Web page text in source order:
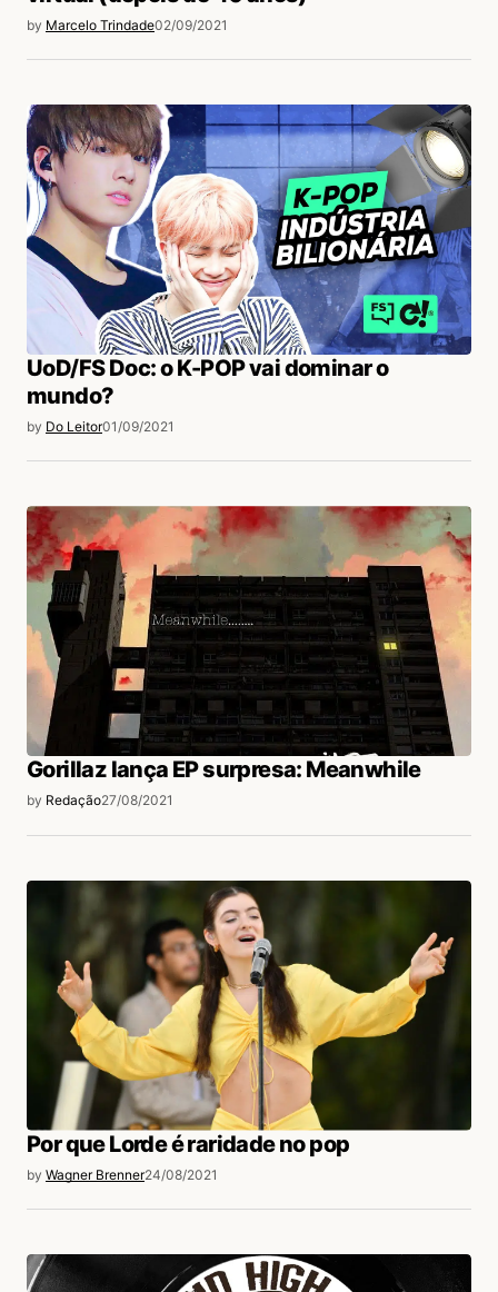
by Marcelo Trindade02/09/2021
UoD/FS Doc: o K-POP vai dominar o
mundo?
by Do Leitor01/09/2021
Gorillaz lança EP surpresa: Meanwhile
by Redação27/08/2021
Por que Lorde é raridade no pop
by Wagner Brenner24/08/2021